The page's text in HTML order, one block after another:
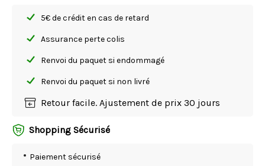
5€ de crédit en cas de retard
Assurance perte colis
Renvoi du paquet si endommagé
Renvoi du paquet si non livré
Retour facile. Ajustement de prix 30 jours
Shopping Sécurisé
Paiement sécurisé